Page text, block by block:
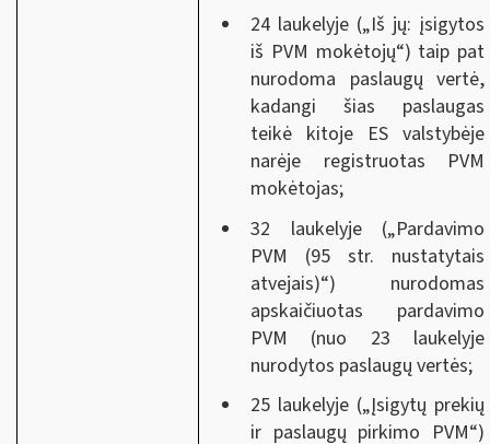
24 laukelyje („Iš jų: įsigytos
iš PVM mokėtojų“) taip pat
nurodoma paslaugų vertė,
kadangi šias paslaugas
teikė kitoje ES valstybėje
narėje registruotas PVM
mokėtojas;
32 laukelyje („Pardavimo
PVM (95 str. nustatytais
atvejais)“) nurodomas
apskaičiuotas pardavimo
PVM (nuo 23 laukelyje
nurodytos paslaugų vertės;
25 laukelyje („Įsigytų prekių
ir paslaugų pirkimo PVM“)